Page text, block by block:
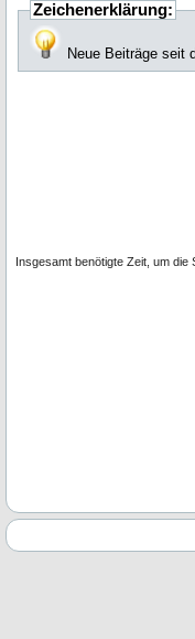
Zeichenerklärung:
Neue Beiträge seit
Insgesamt benötigte Zeit, um